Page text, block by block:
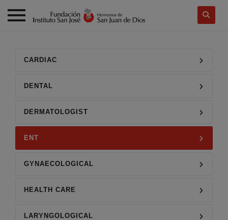
content
CARDIAC
DENTAL
DERMATOLOGIST
ENT
GYNAECOLOGICAL
HEALTH CARE
LARYNGOLOGICAL